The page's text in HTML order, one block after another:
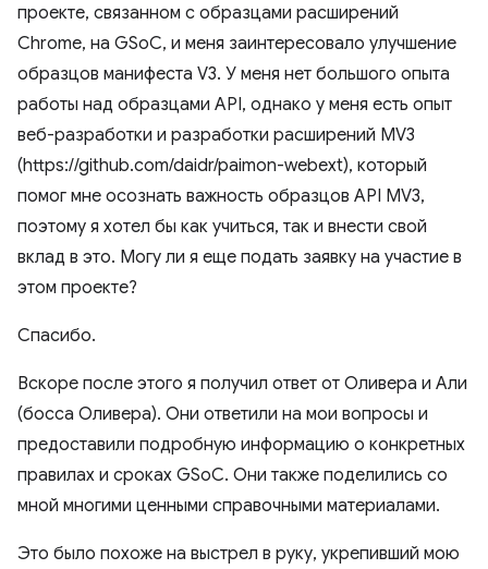
проекте, связанном с образцами расширений
Chrome, на GSoC, и меня заинтересовало улучшение
образцов манифеста V3. У меня нет большого опыта
работы над образцами API, однако у меня есть опыт
веб-разработки и разработки расширений MV3
(https://github.com/daidr/paimon-webext), который
помог мне осознать важность образцов API MV3,
поэтому я хотел бы как учиться, так и внести свой
вклад в это. Могу ли я еще подать заявку на участие в
этом проекте?
Спасибо.
Вскоре после этого я получил ответ от Оливера и Али
(босса Оливера). Они ответили на мои вопросы и
предоставили подробную информацию о конкретных
правилах и сроках GSoC. Они также поделились со
мной многими ценными справочными материалами.
Это было похоже на выстрел в руку, укрепивший мою